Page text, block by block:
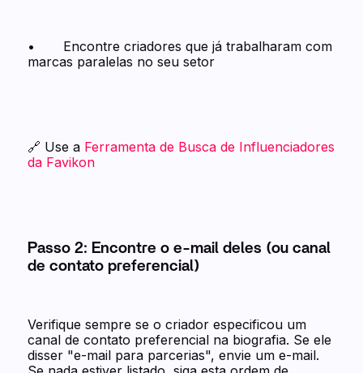
• Encontre criadores que já trabalharam com
marcas paralelas no seu setor
🔗 Use a Ferramenta de Busca de Influenciadores
da Favikon
Passo 2: Encontre o e-mail deles (ou canal
de contato preferencial)
Verifique sempre se o criador especificou um
canal de contato preferencial na biografia. Se ele
disser "e-mail para parcerias", envie um e-mail.